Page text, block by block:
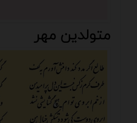
متولدین مهر